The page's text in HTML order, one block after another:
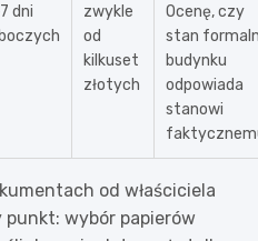
dni
zwykle
od
kilkuset
złotych
Ocenę, czy
stan
budynku
odpowiada
stanowi
od właściciela
punkt: wybór papierów